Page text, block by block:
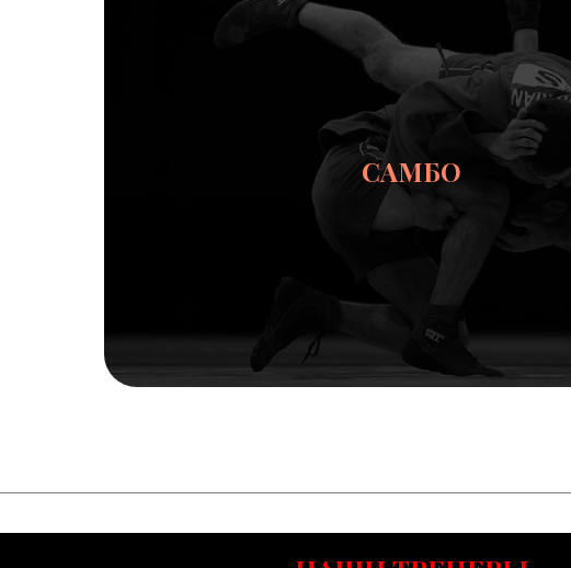
САМБО
ПОДРОБНЕЕ